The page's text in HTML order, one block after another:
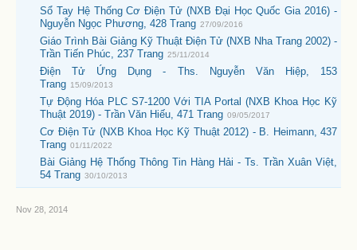
Sổ Tay Hệ Thống Cơ Điện Tử (NXB Đại Học Quốc Gia 2016) -
Nguyễn Ngọc Phương, 428 Trang 27/09/2016
Giáo Trình Bài Giảng Kỹ Thuật Điện Tử (NXB Nha Trang 2002) -
Trần Tiến Phúc, 237 Trang 25/11/2014
Điện Tử Ứng Dụng - Ths. Nguyễn Văn Hiệp, 153
Trang 15/09/2013
Tự Động Hóa PLC S7-1200 Với TIA Portal (NXB Khoa Học Kỹ
Thuật 2019) - Trần Văn Hiếu, 471 Trang 09/05/2017
Cơ Điện Tử (NXB Khoa Học Kỹ Thuật 2012) - B. Heimann, 437
Trang 01/11/2022
Bài Giảng Hệ Thống Thông Tin Hàng Hải - Ts. Trần Xuân Việt,
54 Trang 30/10/2013
Nov 28, 2014